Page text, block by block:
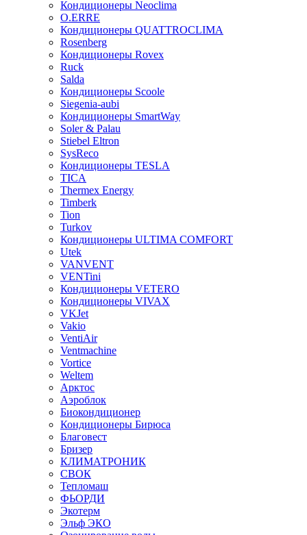
Кондиционеры Neoclima
O.ERRE
Кондиционеры QUATTROCLIMA
Rosenberg
Кондиционеры Rovex
Ruck
Salda
Кондиционеры Scoole
Siegenia-aubi
Кондиционеры SmartWay
Soler & Palau
Stiebel Eltron
SysReco
Кондиционеры TESLA
TICA
Thermex Energy
Timberk
Tion
Turkov
Кондиционеры ULTIMA COMFORT
Utek
VANVENT
VENTini
Кондиционеры VETERO
Кондиционеры VIVAX
VKJet
Vakio
VentiAir
Ventmachine
Vortice
Weltem
Арктос
Аэроблок
Биокондиционер
Кондиционеры Бирюса
Благовест
Бризер
КЛИМАТРОНИК
СВОК
Тепломаш
ФЬОРДИ
Экотерм
Эльф ЭКО